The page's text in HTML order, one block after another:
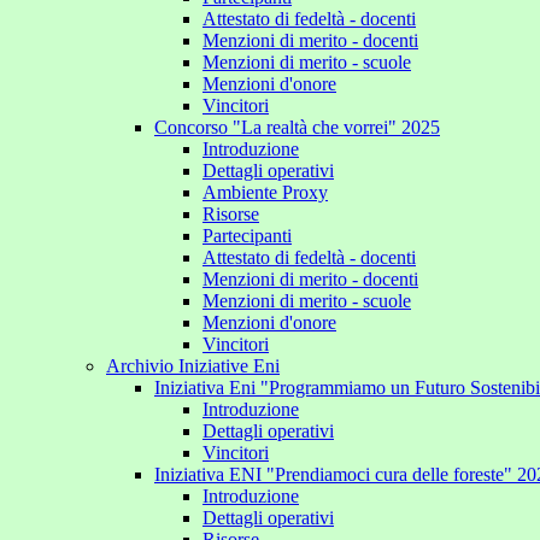
Attestato di fedeltà - docenti
Menzioni di merito - docenti
Menzioni di merito - scuole
Menzioni d'onore
Vincitori
Concorso "La realtà che vorrei" 2025
Introduzione
Dettagli operativi
Ambiente Proxy
Risorse
Partecipanti
Attestato di fedeltà - docenti
Menzioni di merito - docenti
Menzioni di merito - scuole
Menzioni d'onore
Vincitori
Archivio Iniziative Eni
Iniziativa Eni "Programmiamo un Futuro
Introduzione
Dettagli operativi
Vincitori
Iniziativa ENI "Prendiamoci cura delle foreste"
Introduzione
Dettagli operativi